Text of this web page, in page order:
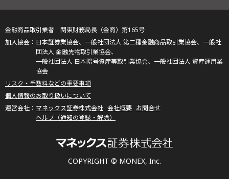
COPYRIGHT © MONEX, Inc.
金融商品取引業者 関東財務局長（金商）第165号
日本証券業協会、一般社団法人 第二種金融商品取引業協会、一般社
団法人 金融先物取引業協会、
一般社団法人 日本暗号資産等取引業協会、一般社団法人 資産運用業
協会
リスク・手数料などの重要事項
個人情報のお取り扱いについて
マネックス証券株式会社 会社概要 お問合せ
ヘルプ（通知の登録・解除）